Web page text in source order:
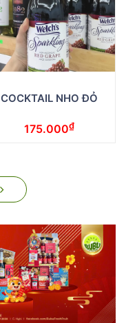
COCKTAIL NHO ĐỎ
175.000₫